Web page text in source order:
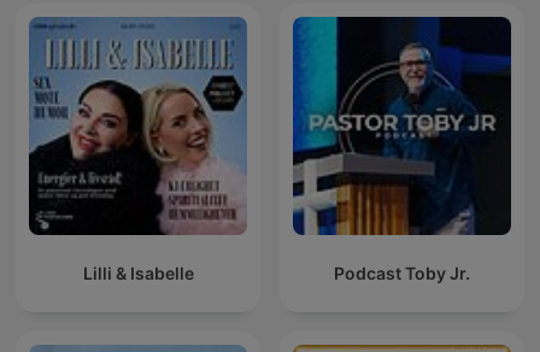
Lilli & Isabelle Podcast Toby Jr.